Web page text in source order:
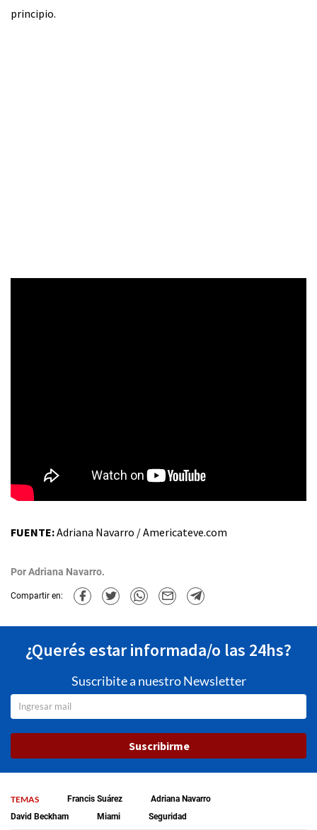
principio.
FUENTE:Adriana Navarro / Americateve.com
PorAdriana Navarro.
Compartir en:
¿Querés estar informada/o las 24hs?
Suscribite a nuestro Newsletter
Suscribirme
TEMAS Francis Suárez
Adriana Navarro
David Beckham
Miami Seguridad